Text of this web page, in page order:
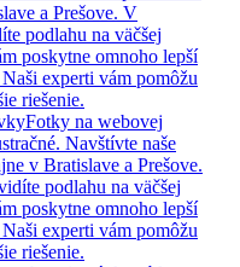
a Prešove. V
podlahu na väčšej
poskytne omnoho lepší
experti vám pomôžu
riešenie.
Fotky na webovej
Navštívte naše
v Bratislave a Prešove.
podlahu na väčšej
poskytne omnoho lepší
experti vám pomôžu
riešenie.